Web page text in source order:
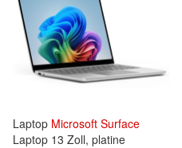
Laptop Microsoft Surface
Laptop 13 Zoll, platine